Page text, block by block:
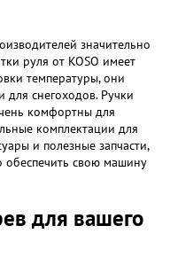
значительно
руля от KOSO имеет
температуры, они
для снегоходов. Ручки
комфортны для
комплектации для
и полезные запчасти,
обеспечить свою машину
для вашего